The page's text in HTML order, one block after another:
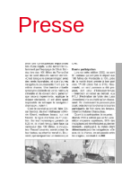
Presse